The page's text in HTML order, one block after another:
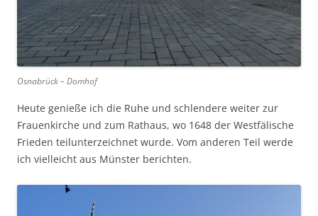
Osnabrück – Domhof
Heute genieße ich die Ruhe und schlendere weiter zur
Frauenkirche und zum Rathaus, wo 1648 der Westfälische
Frieden teilunterzeichnet wurde. Vom anderen Teil werde
ich vielleicht aus Münster berichten.